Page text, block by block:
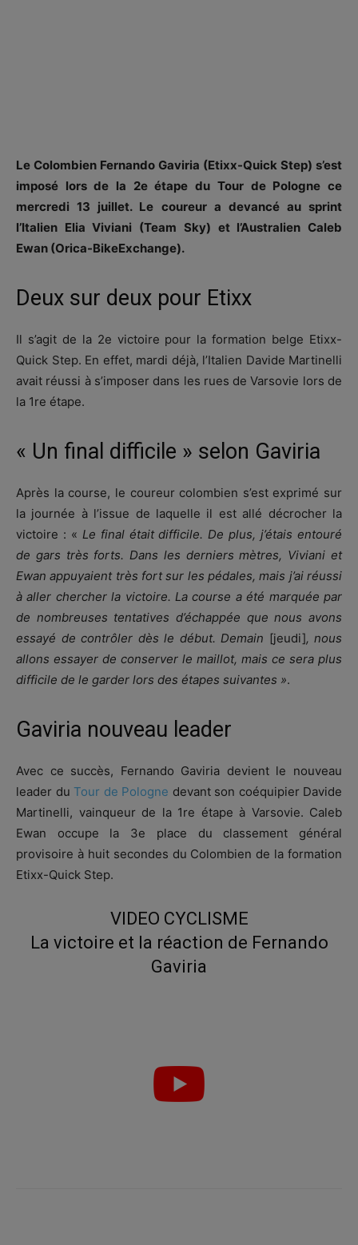
Le Colombien Fernando Gaviria (Etixx-Quick Step) s’est
imposé lors de la 2e étape du Tour de Pologne ce
mercredi 13 juillet. Le coureur a devancé au sprint
l’Italien Elia Viviani (Team Sky) et l’Australien Caleb
Ewan (Orica-BikeExchange).
Deux sur deux pour Etixx
Il s’agit de la 2e victoire pour la formation belge Etixx-
Quick Step. En effet, mardi déjà, l’Italien Davide Martinelli
avait réussi à s’imposer dans les rues de Varsovie lors de
la 1re étape.
« Un final difficile » selon Gaviria
Après la course, le coureur colombien s’est exprimé sur
la journée à l’issue de laquelle il est allé décrocher la
victoire : « Le final était difficile. De plus, j’étais entouré
de gars très forts. Dans les derniers mètres, Viviani et
Ewan appuyaient très fort sur les pédales, mais j’ai réussi
à aller chercher la victoire. La course a été marquée par
de nombreuses tentatives d’échappée que nous avons
essayé de contrôler dès le début. Demain [jeudi], nous
allons essayer de conserver le maillot, mais ce sera plus
difficile de le garder lors des étapes suivantes ».
Gaviria nouveau leader
Avec ce succès, Fernando Gaviria devient le nouveau
leader du Tour de Pologne devant son coéquipier Davide
Martinelli, vainqueur de la 1re étape à Varsovie. Caleb
Ewan occupe la 3e place du classement général
provisoire à huit secondes du Colombien de la formation
Etixx-Quick Step.
VIDEO CYCLISME
La victoire et la réaction de Fernando
Gaviria